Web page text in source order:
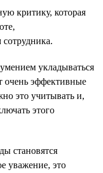
критику, которая
сотрудника.
укладываться
очень эффективные
это учитывать и,
этого
становятся
уважение, это